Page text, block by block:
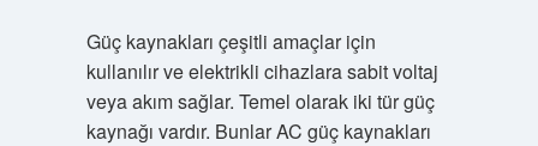
Güç kaynakları çeşitli amaçlar için
kullanılır ve elektrikli cihazlara sabit voltaj
veya akım sağlar. Temel olarak iki tür güç
kaynağı vardır. Bunlar AC güç kaynakları